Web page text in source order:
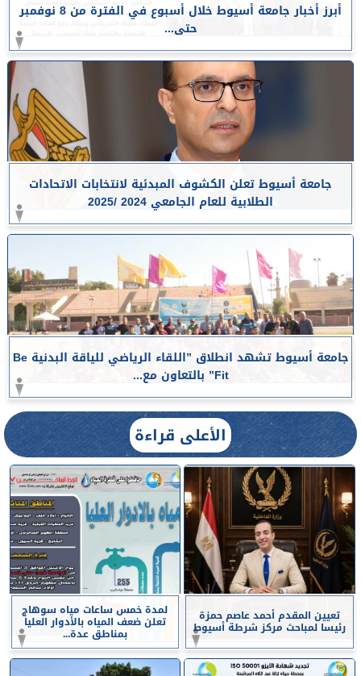
أبرز أخبار جامعة أسيوط خلال أسبوع في الفترة من 8 نوفمبر
حتى...
جامعة أسيوط تعلن الكشوف المبدئية لانتخابات الاتحادات
الطلابية للعام الجامعي 2024 /2025
جامعة أسيوط تشهد انطلاق ”اللقاء الرياضي للياقة البدنية Be
Fit” بالتعاون مع...
الأعلى قراءة
تعيين المقدم أحمد عاصم حمزة
رئيسا لمباحث مركز شرطة أسيوط
لمدة خمس ساعات مياه سوهاج
تعلن ضعف المياه بالأدوار العليا
بمناطق عدة...